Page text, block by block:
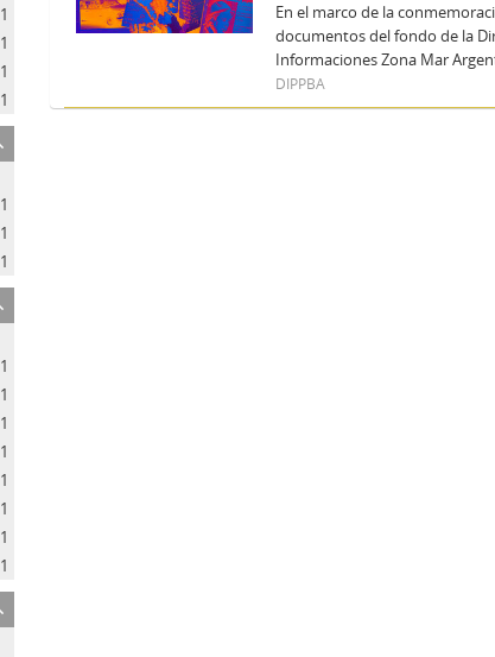
1
1
1
1
1
1
1
1
1
1
1
1
1
1
1
En el marco de la
documentos del fondo de la
Informaciones Zona Mar
DIPPBA